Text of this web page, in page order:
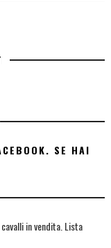
SE HAI
in vendita. Lista